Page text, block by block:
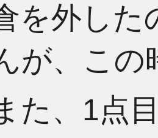
を外し
が、こ
た、1点